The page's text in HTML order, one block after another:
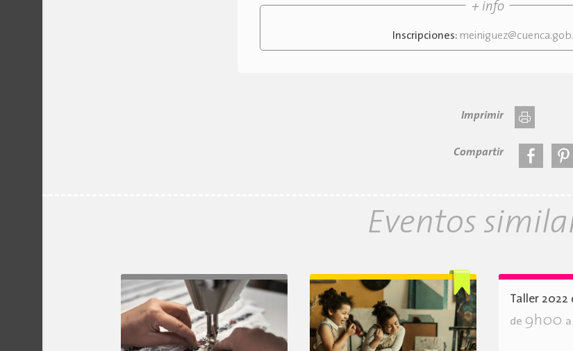
+ info
Inscripciones:
Imprimir
Compartir
Eventos
Taller 2022
de 9h00 a